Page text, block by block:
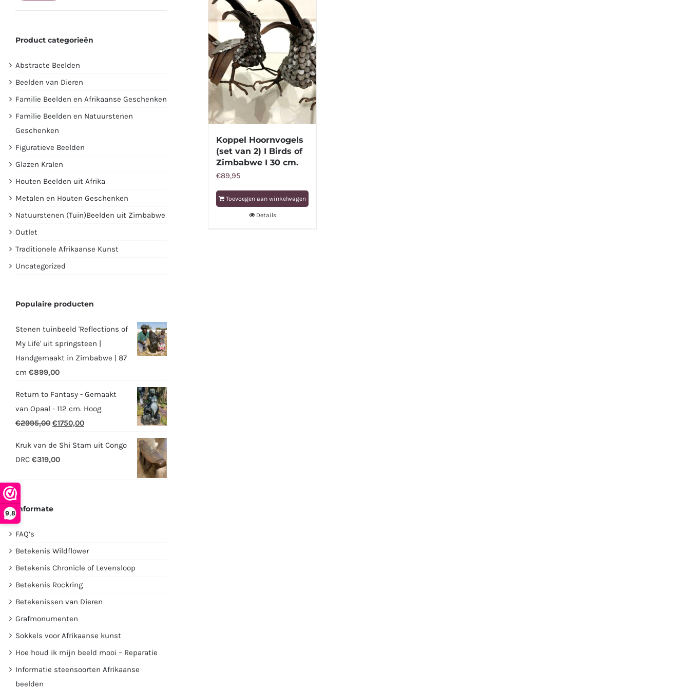
9,8
Koppel Hoornvogels
(set van 2) I Birds of
Zimbabwe I 30 cm.
€89,95
Toevoegen aan winkelwagen
Details
Product categorieën
Abstracte Beelden
Beelden van Dieren
Familie Beelden en Afrikaanse Geschenken
Familie Beelden en Natuurstenen
Geschenken
Figuratieve Beelden
Glazen Kralen
Houten Beelden uit Afrika
Metalen en Houten Geschenken
Natuurstenen (Tuin)Beelden uit Zimbabwe
Outlet
Traditionele Afrikaanse Kunst
Uncategorized
Populaire producten
Stenen tuinbeeld 'Reflections of
My Life' uit springsteen |
Handgemaakt in Zimbabwe | 87
cm €899,00
Return to Fantasy - Gemaakt
van Opaal - 112 cm. Hoog
€2995,00 Oorspronkelijke
was:
€2995,00.
€1750,00Huidige
Kruk van de Shi Stam uit Congo
DRC €319,00
Informate
FAQ’s
Betekenis Wildflower
Betekenis Chronicle of Levensloop
Betekenis Rockring
Betekenissen van Dieren
Grafmonumenten
Sokkels voor Afrikaanse kunst
Hoe houd ik mijn beeld mooi – Reparatie
Informatie steensoorten Afrikaanse
beelden